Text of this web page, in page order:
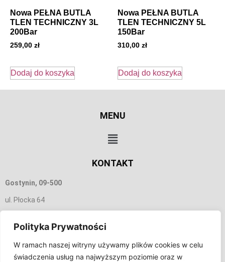
Polityka Prywatności
W ramach naszej witryny używamy plików cookies w celu
świadczenia usług na najwyższym poziomie oraz w
Nowa PEŁNA BUTLA
TLEN TECHNICZNY 3L
200Bar
259,00 zł
Dodaj do koszyka
Nowa PEŁNA BUTLA
TLEN TECHNICZNY 5L
150Bar
310,00 zł
Dodaj do koszyka
MENU
KONTAKT
Gostynin, 09-500
ul. Płocka 64
biuro@tobmar.pl